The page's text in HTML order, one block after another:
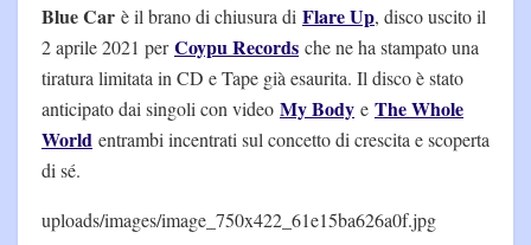
Blue Car è il brano di chiusura di Flare Up, disco uscito il
2 aprile 2021 perCoypu Records che ne ha stampato una
tiratura limitata in CD e Tape già esaurita. Il disco è stato
anticipato dai singoli con video My Body e The Whole
World entrambi incentrati sul concetto di crescita e scoperta
di sé.
uploads/images/image_750x422_61e15ba626a0f.jpg